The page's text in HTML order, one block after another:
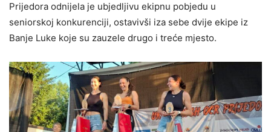
Prijedora odnijela je ubjedljivu ekipnu pobjedu u
seniorskoj konkurenciji, ostavivši iza sebe dvije ekipe iz
Banje Luke koje su zauzele drugo i treće mjesto.